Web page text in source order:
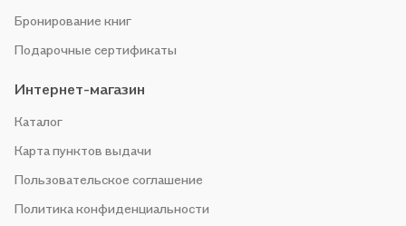
Бронирование книг
Подарочные сертификаты
Интернет-магазин
Каталог
Карта пунктов выдачи
Пользовательское соглашение
Политика конфиденциальности